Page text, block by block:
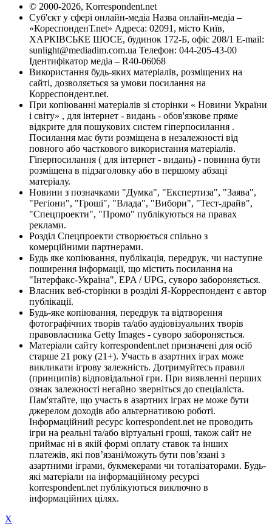
© 2000-2026, Korrespondent.net
Суб'єкт у сфері онлайн-медіа Назва онлайн-медіа –
«КореспонденТ.net» Адреса: 02091, місто Київ,
ХАРКІВСЬКЕ ШОСЕ, будинок 172-Б, офіс 208/1 E-mail:
sunlight@mediadim.com.ua Телефон: 044-205-43-00
Ідентифікатор медіа – R40-06068
Використання будь-яких матеріалів, розміщених на
сайті, дозволяється за умови посилання на
Корреспондент.net.
При копіюванні матеріалів зі сторінки « Новини України
і світу» , для інтернет - видань - обов'язкове пряме
відкрите для пошукових систем гіперпосилання .
Посилання має бути розміщена в незалежності від
повного або часткового використання матеріалів.
Гіперпосилання ( для інтернет - видань) - повинна бути
розміщена в підзаголовку або в першому абзаці
матеріалу.
Новини з позначками "Думка", "Експертиза", "Заява",
"Регіони", "Гроші", "Влада", "Вибори", "Тест-драйв",
"Спецпроекти", "Промо" публікуються на правах
реклами.
Розділ Спецпроекти створюється спільно з
комерційними партнерами.
Будь яке копіювання, публікація, передрук, чи наступне
поширення інформації, що містить посилання на
"Інтерфакс-Україна", EPA / UPG, суворо забороняється.
Власник веб-сторінки в розділі Я-Корреспондент є автор
публікації.
Будь-яке копіювання, передрук та відтворення
фотографічних творів та/або аудіовізуальних творів
правовласника Getty Images - суворо забороняється.
Матеріали сайту korrespondent.net призначені для осіб
старше 21 року (21+). Участь в азартних іграх може
викликати ігрову залежність. Дотримуйтесь правил
(принципів) відповідальної гри. При виявленні перших
ознак залежності негайно зверніться до спеціаліста.
Пам'ятайте, що участь в азартних іграх не може бути
джерелом доходів або альтернативою роботі.
Інформаційний ресурс korrespondent.net не проводить
ігри на реальні та/або віртуальні гроші, також сайт не
приймає ні в якій формі оплату ставок та інших
платежів, які пов’язані/можуть бути пов’язані з
азартними іграми, букмекерами чи тоталізаторами. Будь-
які матеріали на інформаційному ресурсі
korrespondent.net публікуються виключно в
інформаційних цілях.
X